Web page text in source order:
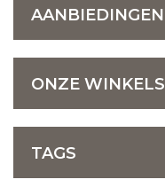
AANBIEDINGEN
ONZE WINKELS
TAGS